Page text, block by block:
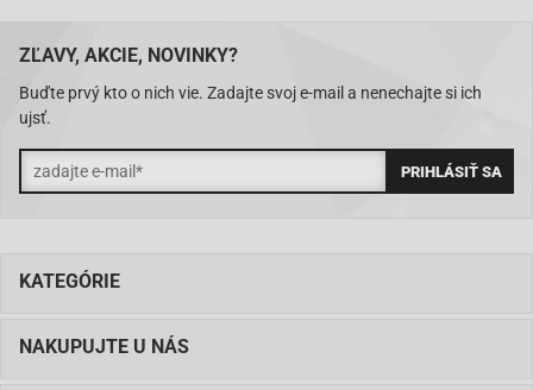
ZĽAVY, AKCIE, NOVINKY?
Buďte prvý kto o nich vie. Zadajte svoj e-mail a nenechajte si ich
ujsť.
KATEGÓRIE
NAKUPUJTE U NÁS